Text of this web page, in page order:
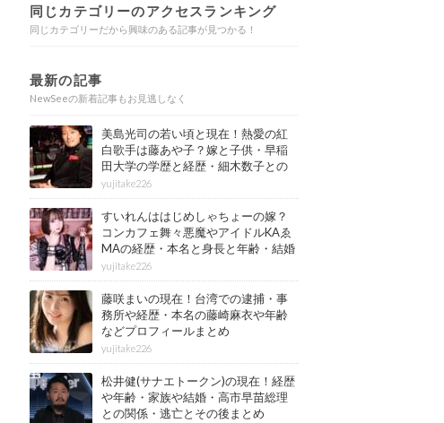
同じカテゴリーのアクセスランキング
同じカテゴリーだから興味のある記事が見つかる！
最新の記事
NewSeeの新着記事もお見逃しなく
美島光司の若い頃と現在！熱愛の紅
白歌手は藤あや子？嫁と子供・早稲
田大学の学歴と経歴・細木数子との
確執もまとめ
yujitake226
すいれんははじめしゃちょーの嫁？
コンカフェ舞々悪魔やアイドルKAゑ
MAの経歴・本名と身長と年齢・結婚
情報もまとめ
yujitake226
藤咲まいの現在！台湾での逮捕・事
務所や経歴・本名の藤崎麻衣や年齢
などプロフィールまとめ
yujitake226
松井健(サナエトークン)の現在！経歴
や年齢・家族や結婚・高市早苗総理
との関係・逃亡とその後まとめ